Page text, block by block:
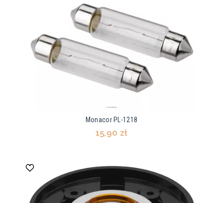
Monacor PL-1218
15,90 zł